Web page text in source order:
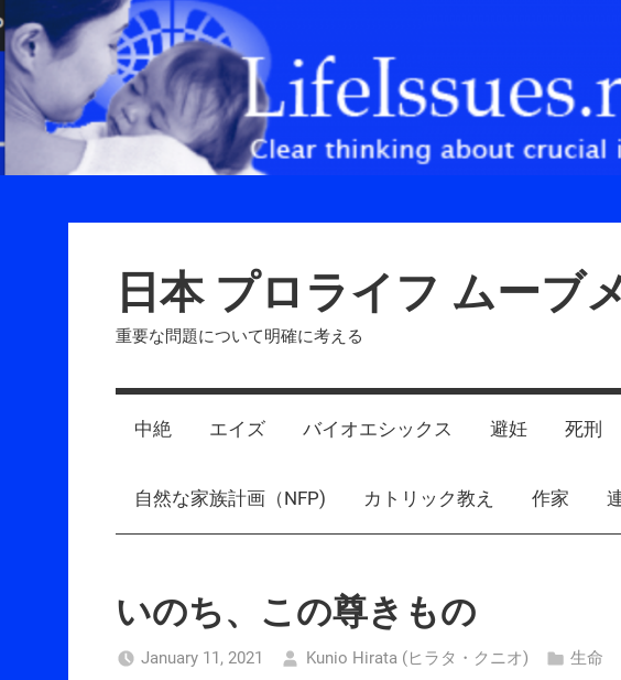
Skip
to
content
日本 プロライフ ムーブ
重要な問題について明確に考える
中絶 エイズ バイオエシックス 避妊 死刑
自然な家族計画（NFP) カトリック教え 作家
いのち、この尊きもの
January 11, 2021 Kunio Hirata (ヒラタ・クニオ) 生命